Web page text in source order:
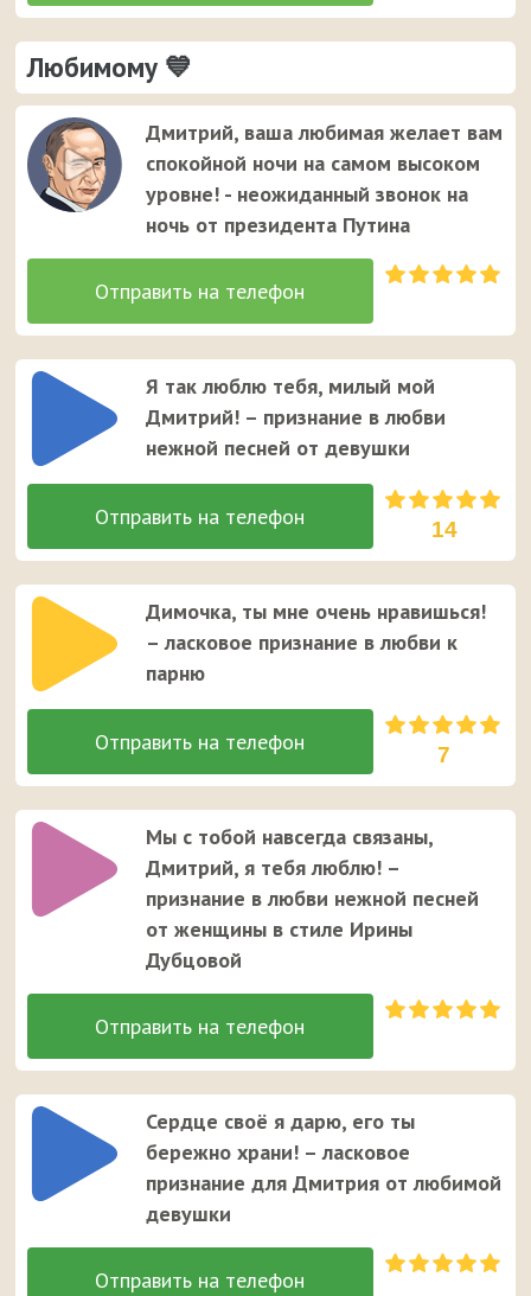
Любимому 💙
Дмитрий, ваша любимая желает вам
спокойной ночи на самом высоком
уровне! - неожиданный звонок на
ночь от президента Путина
Я так люблю тебя, милый мой
Дмитрий! – признание в любви
нежной песней от девушки
14
Димочка, ты мне очень нравишься!
– ласковое признание в любви к
парню
7
Мы с тобой навсегда связаны,
Дмитрий, я тебя люблю! –
признание в любви нежной песней
от женщины в стиле Ирины
Дубцовой
Сердце своё я дарю, его ты
бережно храни! – ласковое
признание для Дмитрия от любимой
девушки